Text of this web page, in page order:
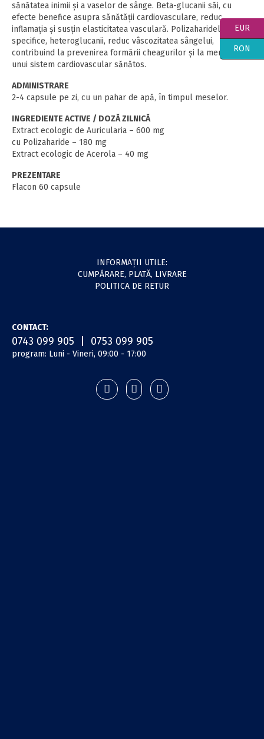
sănătatea inimii și a vaselor de sânge. Beta-glucanii săi, cu
efecte benefice asupra sănătății cardiovasculare, reduc
inflamația și susțin elasticitatea vasculară. Polizaharidele
specifice, heteroglucanii, reduc vâscozitatea sângelui,
contribuind la prevenirea formării cheagurilor și la menținerea
unui sistem cardiovascular sănătos.
ADMINISTRARE
2-4 capsule pe zi, cu un pahar de apă, în timpul meselor.
INGREDIENTE ACTIVE / DOZĂ ZILNICĂ
Extract ecologic de Auricularia – 600 mg
cu Polizaharide – 180 mg
Extract ecologic de Acerola – 40 mg
PREZENTARE
Flacon 60 capsule
INFORMAŢII UTILE:
CUMPĂRARE, PLATĂ, LIVRARE
POLITICA DE RETUR
CONTACT:
0743 099 905 | 0753 099 905
program: Luni - Vineri, 09:00 - 17:00
EUR
RON